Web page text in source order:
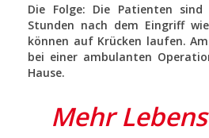
Die Folge: Die Patienten
Stunden nach dem Eingriff
können auf Krücken laufen.
bei einer ambulanten
Hause.
Mehr